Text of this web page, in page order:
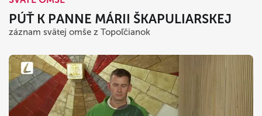
PÚŤ K PANNE MÁRII ŠKAPULIARSKEJ
záznam svätej omše z Topoľčianok